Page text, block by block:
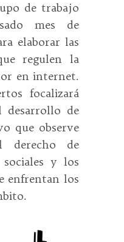
de trabajo
mes de
elaborar las
regulen la
en internet.
focalizará
desarrollo de
que observe
derecho de
sociales y los
enfrentan los